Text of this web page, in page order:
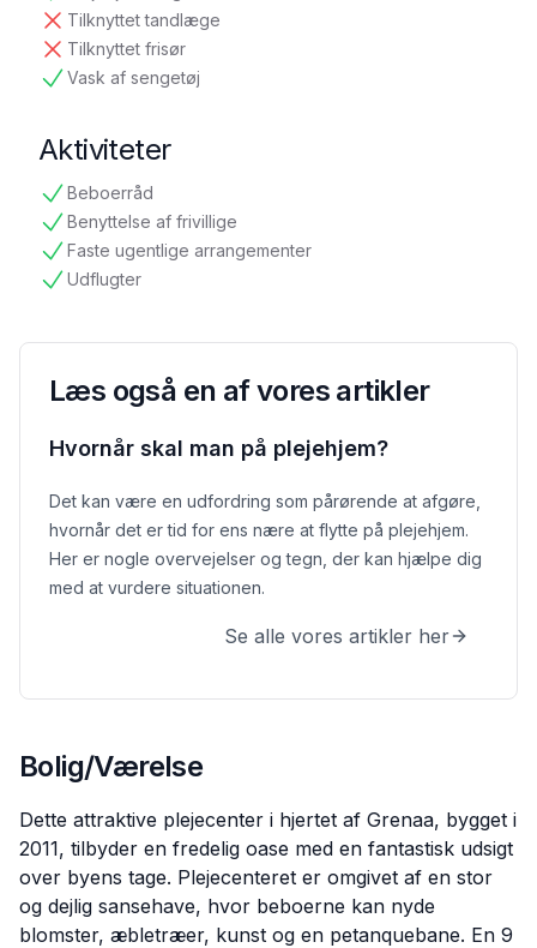
Tilknyttet tandlæge
ikke tilgængelig
Tilknyttet frisør
ikke tilgængelig
Vask af sengetøj
tilgængelig
Aktiviteter
Beboerråd
tilgængelig
Benyttelse af frivillige
tilgængelig
Faste ugentlige arrangementer
tilgængelig
Udflugter
tilgængelig
Læs også en af vores artikler
Hvornår skal man på plejehjem?
Det kan være en udfordring som pårørende at afgøre,
hvornår det er tid for ens nære at flytte på plejehjem.
Her er nogle overvejelser og tegn, der kan hjælpe dig
med at vurdere situationen.
Se alle vores artikler her
Bolig/Værelse
Dette attraktive plejecenter i hjertet af Grenaa, bygget i
2011, tilbyder en fredelig oase med en fantastisk udsigt
over byens tage. Plejecenteret er omgivet af en stor
og dejlig sansehave, hvor beboerne kan nyde
blomster, æbletræer, kunst og en petanquebane. En 9